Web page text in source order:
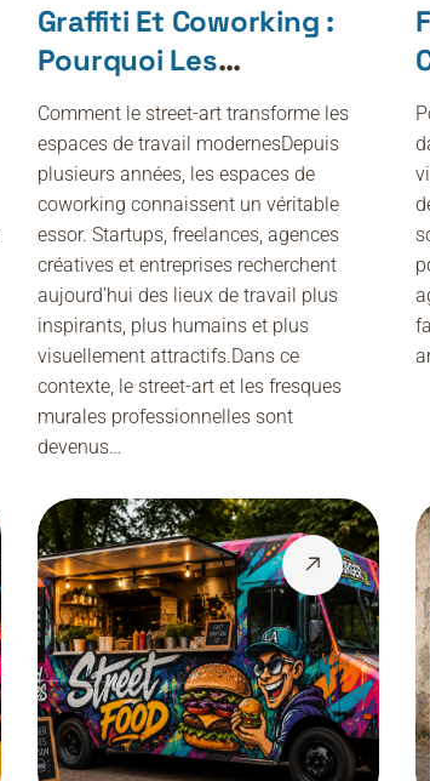
Graffiti Et Coworking :
Pourquoi Les
Entreprises Adorent
Cette Tendance Déco
Comment le street-art transforme les
espaces de travail modernesDepuis
plusieurs années, les espaces de
coworking connaissent un véritable
essor. Startups, freelances, agences
créatives et entreprises recherchent
aujourd’hui des lieux de travail plus
inspirants, plus humains et plus
visuellement attractifs.Dans ce
contexte, le street-art et les fresques
murales professionnelles sont
devenus…